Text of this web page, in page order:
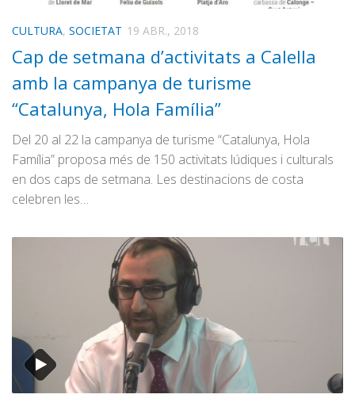
CULTURA, SOCIETAT 19 ABR., 2018
Cap de setmana d’activitats a Calella
amb la campanya de turisme
“Catalunya, Hola Família”
Del 20 al 22 la campanya de turisme “Catalunya, Hola
Família” proposa més de 150 activitats lúdiques i culturals
en dos caps de setmana. Les destinacions de costa
celebren les…